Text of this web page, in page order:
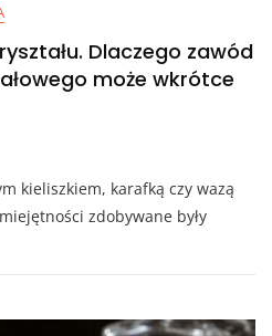
Dlaczego zawód
może wkrótce
kieliszkiem, karafką czy wazą
zdobywane były